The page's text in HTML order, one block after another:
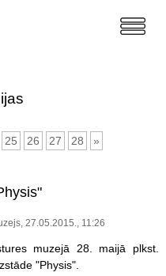
25 26 27 28 »
27.05.2015., 11:26
muzejā 28. maijā plkst.
"Physis".